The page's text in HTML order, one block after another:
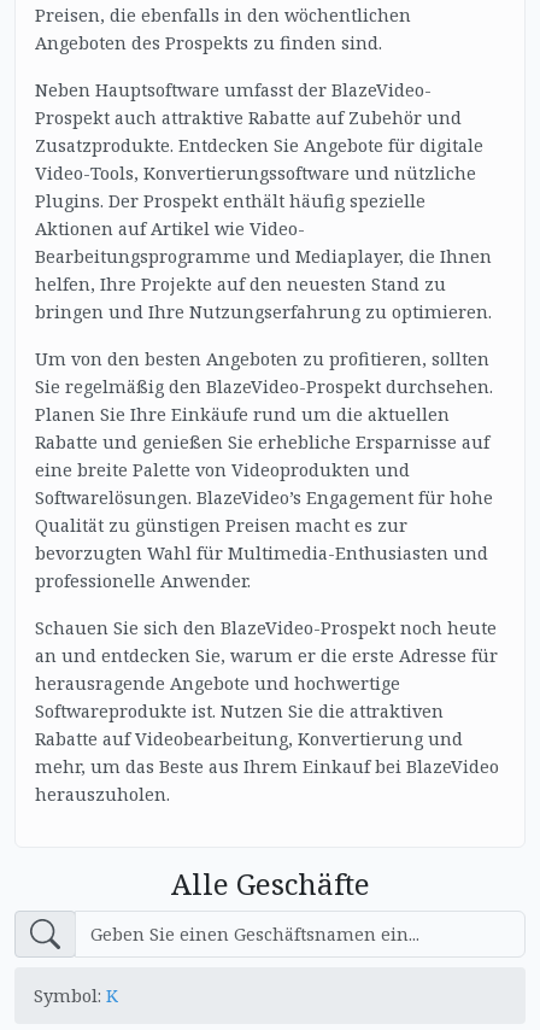
Preisen, die ebenfalls in den wöchentlichen
Angeboten des Prospekts zu finden sind.
Neben Hauptsoftware umfasst der BlazeVideo-
Prospekt auch attraktive Rabatte auf Zubehör und
Zusatzprodukte. Entdecken Sie Angebote für digitale
Video-Tools, Konvertierungssoftware und nützliche
Plugins. Der Prospekt enthält häufig spezielle
Aktionen auf Artikel wie Video-
Bearbeitungsprogramme und Mediaplayer, die Ihnen
helfen, Ihre Projekte auf den neuesten Stand zu
bringen und Ihre Nutzungserfahrung zu optimieren.
Um von den besten Angeboten zu profitieren, sollten
Sie regelmäßig den BlazeVideo-Prospekt durchsehen.
Planen Sie Ihre Einkäufe rund um die aktuellen
Rabatte und genießen Sie erhebliche Ersparnisse auf
eine breite Palette von Videoprodukten und
Softwarelösungen. BlazeVideo’s Engagement für hohe
Qualität zu günstigen Preisen macht es zur
bevorzugten Wahl für Multimedia-Enthusiasten und
professionelle Anwender.
Schauen Sie sich den BlazeVideo-Prospekt noch heute
an und entdecken Sie, warum er die erste Adresse für
herausragende Angebote und hochwertige
Softwareprodukte ist. Nutzen Sie die attraktiven
Rabatte auf Videobearbeitung, Konvertierung und
mehr, um das Beste aus Ihrem Einkauf bei BlazeVideo
herauszuholen.
Alle Geschäfte
Symbol: K